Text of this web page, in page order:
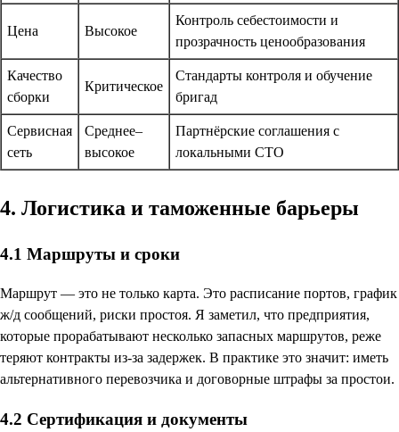
Цена Высокое
Контроль себестоимости и
прозрачность ценообразования
Качество
сборки
Критическое
Стандарты контроля и обучение
бригад
Сервисная
сеть
Среднее–
высокое
Партнёрские соглашения с
локальными СТО
4. Логистика и таможенные барьеры
4.1 Маршруты и сроки
Маршрут — это не только карта. Это расписание портов, график
ж/д сообщений, риски простоя. Я заметил, что предприятия,
которые прорабатывают несколько запасных маршрутов, реже
теряют контракты из-за задержек. В практике это значит: иметь
альтернативного перевозчика и договорные штрафы за простои.
4.2 Сертификация и документы